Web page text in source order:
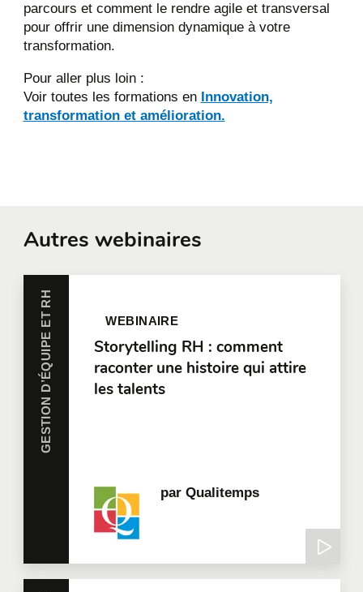
parcours et comment le rendre agile et transversal
pour offrir une dimension dynamique à votre
transformation.
Pour aller plus loin :
Voir toutes les formations en Innovation,
transformation et amélioration.
Autres webinaires
GESTION D’ÉQUIPE ET RH WEBINAIRE
Storytelling RH : comment
raconter une histoire qui attire
les talents
parQualitemps